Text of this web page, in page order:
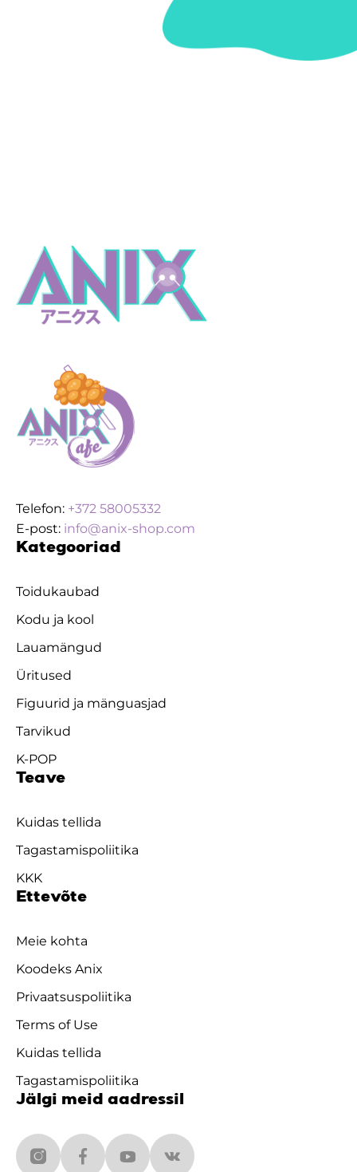
Telefon: +372 58005332
E-post: info@anix-shop.com
Kategooriad
Toidukaubad
Kodu ja kool
Lauamängud
Üritused
Figuurid ja mänguasjad
Tarvikud
K-POP
Teave
Kuidas tellida
Tagastamispoliitika
KKK
Ettevõte
Meie kohta
Koodeks Anix
Privaatsuspoliitika
Terms of Use
Kuidas tellida
Tagastamispoliitika
Jälgi meid aadressil